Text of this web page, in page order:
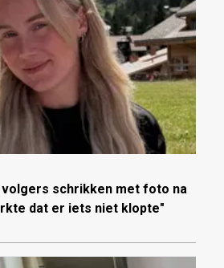
volgers schrikken met foto na
dat er iets niet klopte"